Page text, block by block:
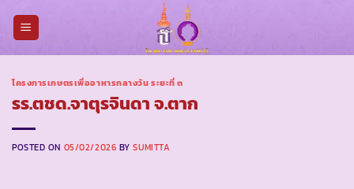
โครงการเกษตรเพื่ออาหารกลางวัน ระยะที่ ๓
รร.ตชด.จาตุรจินดา จ.ตาก
POSTED ON 05/02/2026 BYSUMITTA